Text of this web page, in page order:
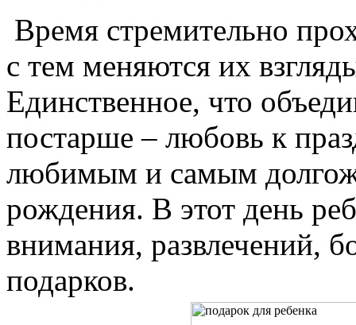
Время стремительно
с тем меняются их
Единственное, что
постарше – любовь к
любимым и самым
рождения. В этот день
внимания, развлечений,
подарков.